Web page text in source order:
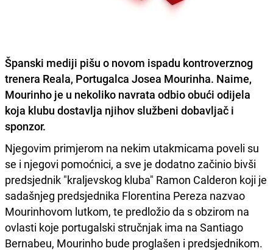
Španski mediji pišu o novom ispadu kontroverznog
trenera Reala, Portugalca Josea Mourinha. Naime,
Mourinho je u nekoliko navrata odbio obući odijela
koja klubu dostavlja njihov službeni dobavljač i
sponzor.
Njegovim primjerom na nekim utakmicama poveli su
se i njegovi pomoćnici, a sve je dodatno začinio bivši
predsjednik "kraljevskog kluba" Ramon Calderon koji je
sadašnjeg predsjednika Florentina Pereza nazvao
Mourinhovom lutkom, te predložio da s obzirom na
ovlasti koje portugalski stručnjak ima na Santiago
Bernabeu, Mourinho bude proglašen i predsjednikom.